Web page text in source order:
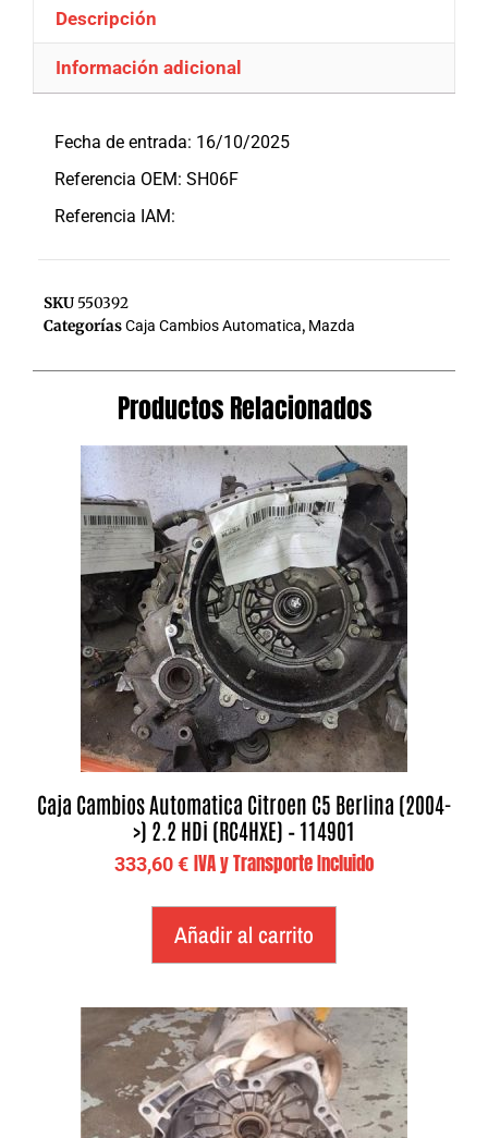
Descripción
Información adicional
Fecha de entrada: 16/10/2025
Referencia OEM: SH06F
Referencia IAM:
SKU 550392
CategoríasCaja Cambios Automatica, Mazda
Productos Relacionados
Caja Cambios Automatica Citroen C5 Berlina (2004-
>) 2.2 HDi (RC4HXE) – 114901
333,60€ IVA y Transporte Incluido
Añadir al carrito